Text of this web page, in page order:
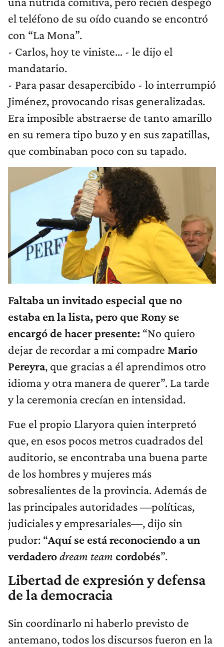
el teléfono de su oído cuando se encontró
con “La Mona”.
- Carlos, hoy te viniste… - le dijo el
mandatario.
- Para pasar desapercibido - lo interrumpió
Jiménez, provocando risas generalizadas.
Era imposible abstraerse de tanto amarillo
en su remera tipo buzo y en sus zapatillas,
que combinaban poco con su tapado.
Faltaba un invitado especial que no
estaba en la lista, pero que Rony se
encargó de hacer presente: “No quiero
dejar de recordar a mi compadre Mario
Pereyra, que gracias a él aprendimos otro
idioma y otra manera de querer”. La tarde
y la ceremonia crecían en intensidad.
Fue el propio Llaryora quien interpretó
que, en esos pocos metros cuadrados del
auditorio, se encontraba una buena parte
de los hombres y mujeres más
sobresalientes de la provincia. Además de
las principales autoridades —políticas,
judiciales y empresariales—, dijo sin
pudor: “Aquí se está reconociendo a un
verdaderodream team cordobés”.
Libertad de expresión y defensa
de la democracia
Sin coordinarlo ni haberlo previsto de
antemano, todos los discursos fueron en la